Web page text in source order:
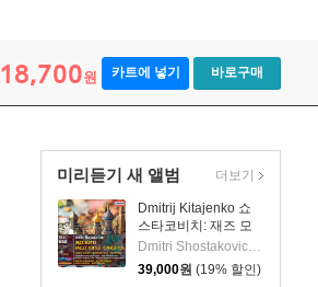
18,700원 카트에 넣기 바로구매
미리듣기 새 앨범
Dmitrij Kitajenko 쇼
스타코비치: 재즈 모
음곡, 발레 모음곡, 협
주곡들
(Shostakovich: Jazz
Dmitri Shostakovich 작곡 외 6명
39,000원 (19% 할인)
더보기